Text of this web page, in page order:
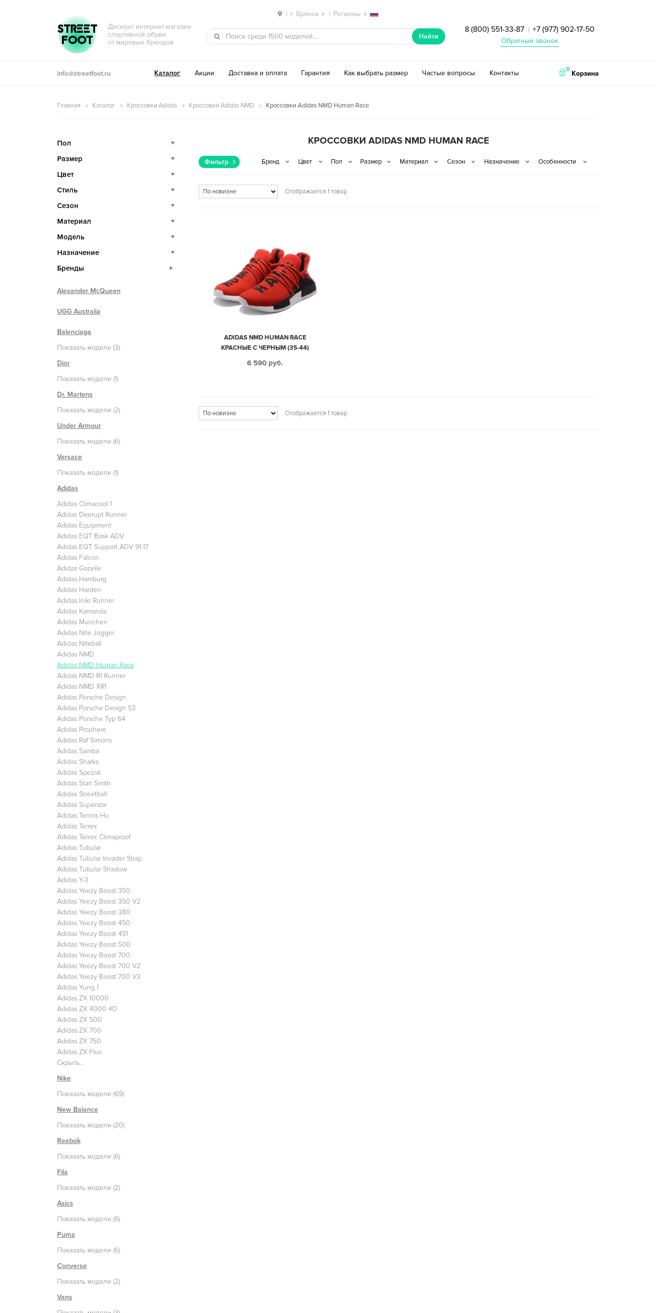
| г. Брянск | Регионы
Перейти к навигации
Перейти к содержимому
STREET
FOOT
Дисконт интернет-магазин
спортивной обуви
от мировых брендов
Найти
8 (800) 551-33-87 | +7 (977) 902-17-50
Обратный звонок
info@streetfoot.ru Каталог Акции Доставка и оплата Гарантия Как выбрать размер Частые вопросы Контакты 0
Корзина
Главная Каталог Кроссовки Adidas Кроссовки Adidas NMD Кроссовки Adidas NMD Human Race
КРОССОВКИ ADIDAS NMD HUMAN RACE
Фильтр
Отображается 1 товар
ADIDAS NMD HUMAN RACE
КРАСНЫЕ С ЧЕРНЫМ (35-44)
6 590 руб.
Отображается 1 товар
Пол
Размер
Цвет
Стиль
Сезон
Материал
Модель
Назначение
Бренды
Alexander McQueen
UGG Australia
Balenciaga
Показать модели (3)
Dior
Показать модели (1)
Dr. Martens
Показать модели (2)
Under Armour
Показать модели (6)
Versace
Показать модели (1)
Adidas
Adidas Climacool 1
Adidas Deerupt Runner
Adidas Equipment
Adidas EQT Bask ADV
Adidas EQT Support ADV 91-17
Adidas Falcon
Adidas Gazelle
Adidas Hamburg
Adidas Harden
Adidas Iniki Runner
Adidas Kamanda
Adidas Munchen
Adidas Nite Jogger
Adidas Niteball
Adidas NMD
Adidas NMD Human Race
Adidas NMD R1 Runner
Adidas NMD XR1
Adidas Porsche Design
Adidas Porsche Design S3
Adidas Porsche Typ 64
Adidas Prophere
Adidas Raf Simons
Adidas Samba
Adidas Sharks
Adidas Spezial
Adidas Stan Smith
Adidas Streetball
Adidas Superstar
Adidas Tennis Hu
Adidas Terrex
Adidas Terrex Climaproof
Adidas Tubular
Adidas Tubular Invader Strap
Adidas Tubular Shadow
Adidas Y-3
Adidas Yeezy Boost 350
Adidas Yeezy Boost 350 V2
Adidas Yeezy Boost 380
Adidas Yeezy Boost 450
Adidas Yeezy Boost 451
Adidas Yeezy Boost 500
Adidas Yeezy Boost 700
Adidas Yeezy Boost 700 V2
Adidas Yeezy Boost 700 V3
Adidas Yung 1
Adidas ZX 10000
Adidas ZX 4000 4D
Adidas ZX 500
Adidas ZX 700
Adidas ZX 750
Adidas ZX Flux
Скрыть...
Nike
Показать модели (69)
New Balance
Показать модели (20)
Reebok
Показать модели (6)
Fila
Показать модели (2)
Asics
Показать модели (6)
Puma
Показать модели (6)
Converse
Показать модели (2)
Vans